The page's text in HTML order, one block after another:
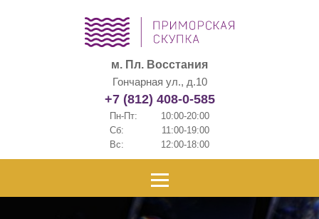
м. Пл. Восстания
Гончарная ул., д.10
+7 (812) 408-0-585
Пн-Пт:
10:00-20:00
Сб:
11:00-19:00
Вс:
12:00-18:00